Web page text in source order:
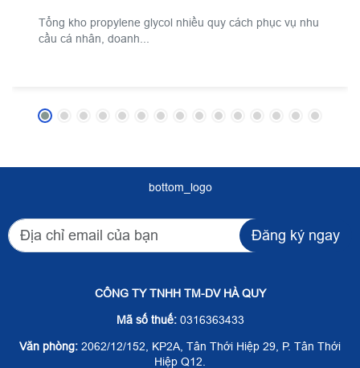
Tổng kho propylene glycol nhiều quy cách phục vụ nhu
cầu cá nhân, doanh...
bottom_logo
Đăng ký ngay
CÔNG TY TNHH TM-DV HÀ QUY
Mã số thuế:0316363433
Văn phòng: 2062/12/152, KP2A, Tân Thới Hiệp 29, P. Tân Thới
Hiệp Q12.